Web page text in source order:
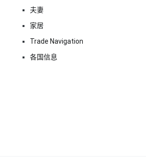
夫妻
家居
Trade Navigation
各国信息